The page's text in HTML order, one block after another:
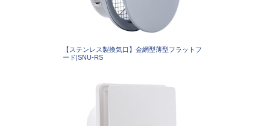
【ステンレス製換気口】金網型薄型フラットフ
ード|SNU-RS